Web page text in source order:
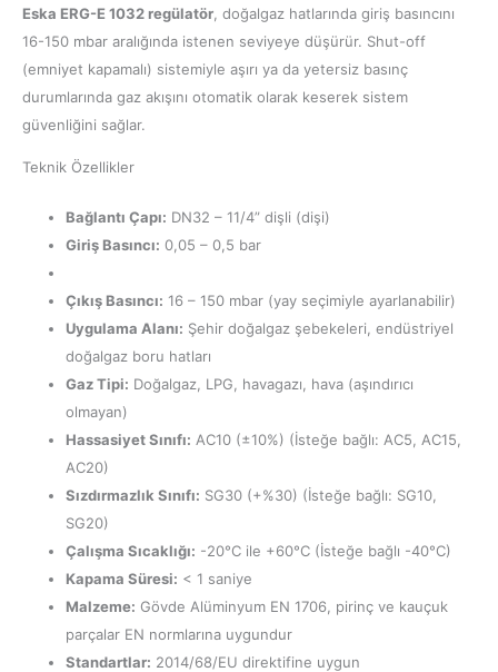
Eska ERG-E 1032 regülatör , doğalgaz hatlarında giriş basıncını
16-150 mbar aralığında istenen seviyeye düşürür. Shut-off
(emniyet kapamalı) sistemiyle aşırı ya da yetersiz basınç
durumlarında gaz akışını otomatik olarak keserek sistem
güvenliğini sağlar.
Teknik Özellikler
Bağlantı Çapı: DN32 – 11/4” dişli (dişi)
Giriş Basıncı: 0,05 – 0,5 bar
Çıkış Basıncı: 16 – 150 mbar (yay seçimiyle ayarlanabilir)
Uygulama Alanı: Şehir doğalgaz şebekeleri, endüstriyel
doğalgaz boru hatları
Gaz Tipi: Doğalgaz, LPG, havagazı, hava (aşındırıcı
olmayan)
Hassasiyet Sınıfı: AC10 (±10%) (İsteğe bağlı: AC5, AC15,
AC20)
Sızdırmazlık Sınıfı: SG30 (+%30) (İsteğe bağlı: SG10,
SG20)
Çalışma Sıcaklığı: -20°C ile +60°C (İsteğe bağlı -40°C)
Kapama Süresi: < 1 saniye
Malzeme: Gövde Alüminyum EN 1706, pirinç ve kauçuk
parçalar EN normlarına uygundur
Standartlar: 2014/68/EU direktifine uygun